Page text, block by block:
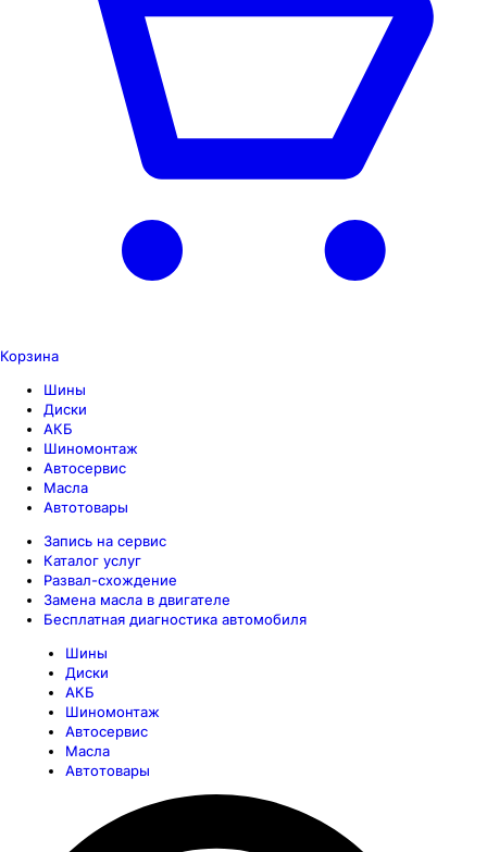
Корзина
Шины
Диски
АКБ
Шиномонтаж
Автосервис
Масла
Автотовары
Запись на сервис
Каталог услуг
Развал-схождение
Замена масла в двигателе
Бесплатная диагностика автомобиля
Шины
Диски
АКБ
Шиномонтаж
Автосервис
Масла
Автотовары